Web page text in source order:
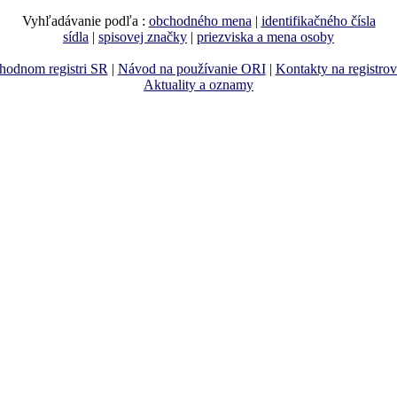
Vyhľadávanie podľa : obchodného mena| identifikačného čísla
sídla | spisovej značky | priezviska a mena osoby
registri SR| Návod na používanie ORI| Kontakty na
Aktuality a oznamy